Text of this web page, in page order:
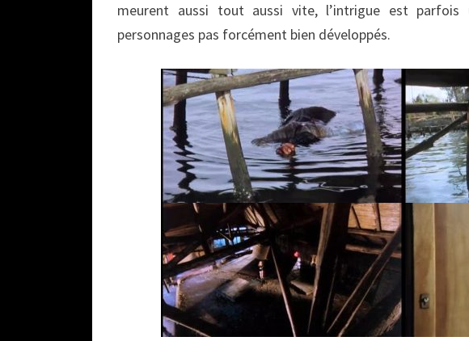
meurent aussi tout aussi vite, l’intrigue est
personnages pas forcément bien développés.